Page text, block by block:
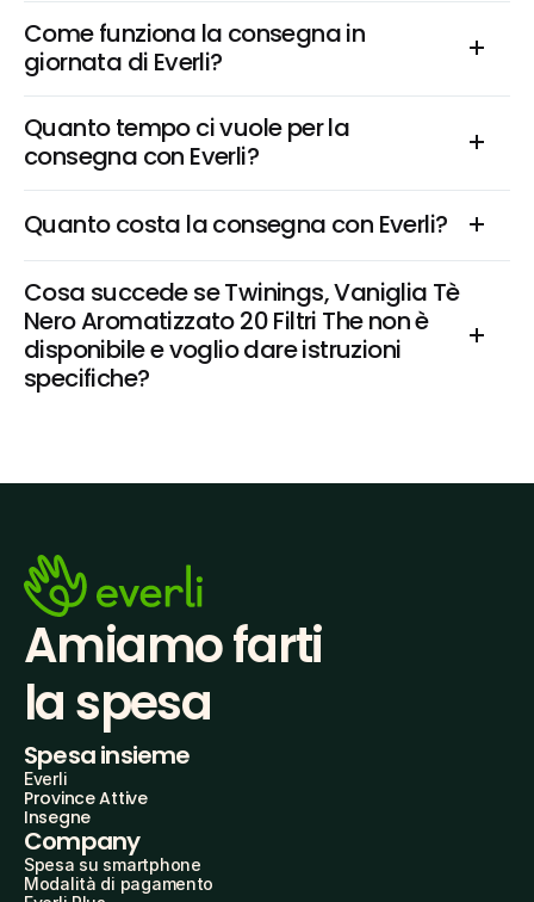
Come funziona la consegna in
giornata di Everli?
Quanto tempo ci vuole per la
consegna con Everli?
Quanto costa la consegna con Everli?
Cosa succede se Twinings, Vaniglia Tè
Nero Aromatizzato 20 Filtri The non è
disponibile e voglio dare istruzioni
specifiche?
Amiamo farti
la spesa
Spesa insieme
Everli
Province Attive
Insegne
Company
Spesa su smartphone
Modalità di pagamento